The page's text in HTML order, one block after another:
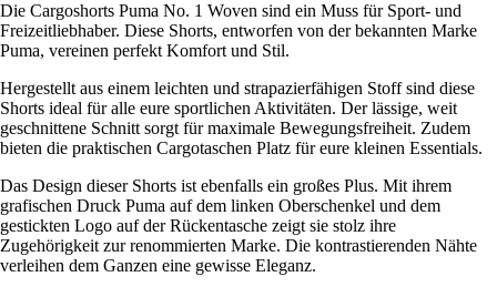
Die Cargoshorts Puma No. 1 Woven sind ein Muss für Sport- und
Freizeitliebhaber. Diese Shorts, entworfen von der bekannten Marke
Puma, vereinen perfekt Komfort und Stil.
Hergestellt aus einem leichten und strapazierfähigen Stoff sind diese
Shorts ideal für alle eure sportlichen Aktivitäten. Der lässige, weit
geschnittene Schnitt sorgt für maximale Bewegungsfreiheit. Zudem
bieten die praktischen Cargotaschen Platz für eure kleinen Essentials.
Das Design dieser Shorts ist ebenfalls ein großes Plus. Mit ihrem
grafischen Druck Puma auf dem linken Oberschenkel und dem
gestickten Logo auf der Rückentasche zeigt sie stolz ihre
Zugehörigkeit zur renommierten Marke. Die kontrastierenden Nähte
verleihen dem Ganzen eine gewisse Eleganz.